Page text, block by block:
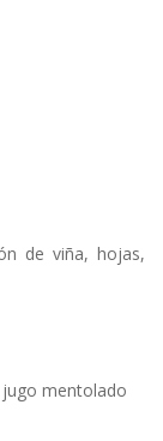
de viña, hojas,
mentolado